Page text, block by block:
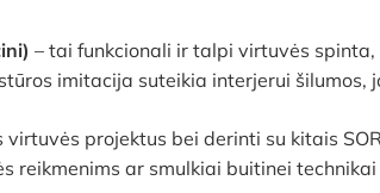
– tai funkcionali ir talpi virtuvės
imitacija suteikia interjerui šilumos,
projektus bei derinti su kitais
reikmenims ar smulkiai buitinei